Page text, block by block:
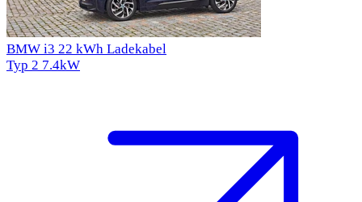
BMW i3 22 kWh Ladekabel
Typ 2 7.4kW